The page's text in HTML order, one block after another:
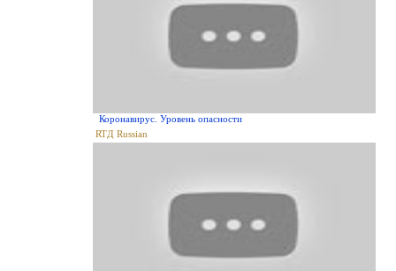
Коронавирус. Уровень опасности
RTД Russian